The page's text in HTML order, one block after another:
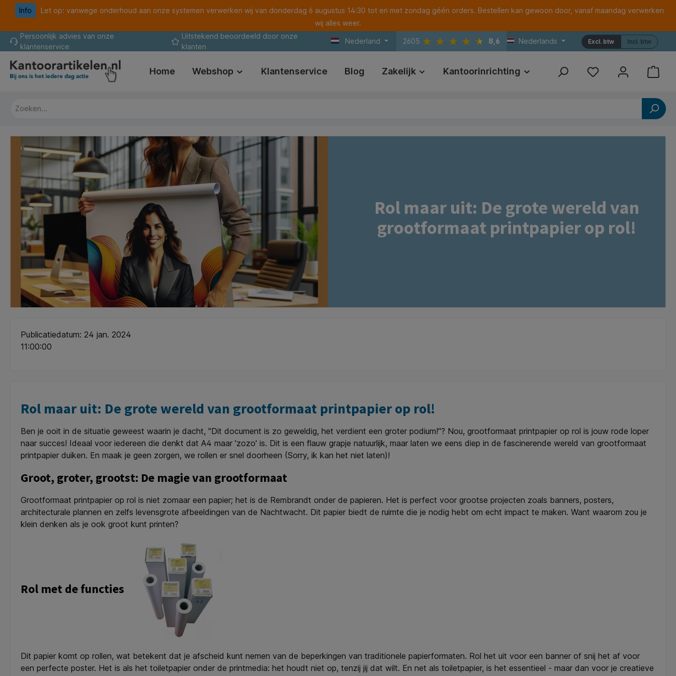
Ga naar de hoofdnavigatie
Info
Let op: vanwege onderhoud aan onze systemen verwerken wij van donderdag 6 augustus 14:30 tot en met zondag géén orders. Bestellen kan gewoon door, vanaf maandag verwerken
wij alles weer.
Persoonlijk advies van onze
klantenservice
Uitstekend beoordeeld door onze
klanten
Nederland 2605 8,6 Nederlands Incl. btw
Excl. btw
Home Webshop Klantenservice Blog Zakelijk Kantoorinrichting Print Referenties
Rol maar uit: De grote wereld van
grootformaat printpapier op rol!
Publicatiedatum: 24 jan. 2024
11:00:00
Rol maar uit: De grote wereld van grootformaat printpapier op rol!
Ben je ooit in de situatie geweest waarin je dacht, "Dit document is zo geweldig, het verdient een groter podium!"? Nou, grootformaat printpapier op rol is jouw rode loper
naar succes! Ideaal voor iedereen die denkt dat A4 maar 'zozo' is. Dit is een flauw grapje natuurlijk, maar laten we eens diep in de fascinerende wereld van grootformaat
printpapier duiken. En maak je geen zorgen, we rollen er snel doorheen (Sorry, ik kan het niet laten)!
Groot, groter, grootst: De magie van grootformaat
Grootformaat printpapier op rol is niet zomaar een papier; het is de Rembrandt onder de papieren. Het is perfect voor grootse projecten zoals banners, posters,
architecturale plannen en zelfs levensgrote afbeeldingen van de Nachtwacht. Dit papier biedt de ruimte die je nodig hebt om echt impact te maken. Want waarom zou je
klein denken als je ook groot kunt printen?
Rol met de functies
Dit papier komt op rollen, wat betekent dat je afscheid kunt nemen van de beperkingen van traditionele papierformaten. Rol het uit voor een banner of snij het af voor
een perfecte poster. Het is als het toiletpapier onder de printmedia: het houdt niet op, tenzij jij dat wilt. En net als toiletpapier, is het essentieel - maar dan voor je creatieve